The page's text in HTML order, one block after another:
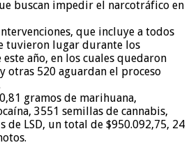
buscan impedir el narcotráfico en
que incluye a todos
tuvieron lugar durante los
año, en los cuales quedaron
otras 520 aguardan el proceso
gramos de marihuana,
3551 semillas de cannabis,
de LSD, un total de $950.092,75, 24